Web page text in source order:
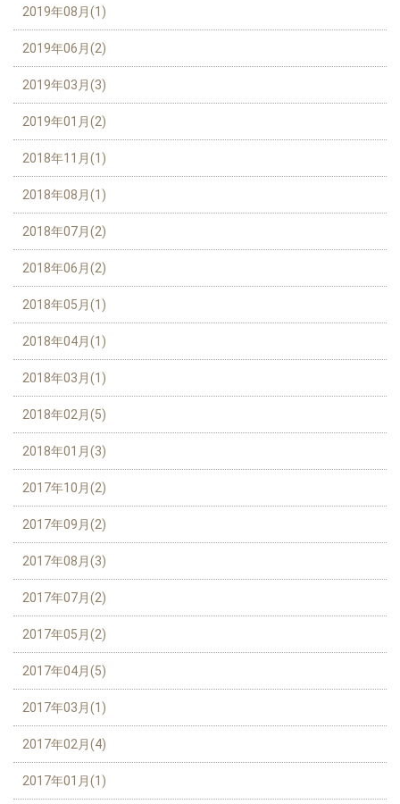
2019年08月(1)
2019年06月(2)
2019年03月(3)
2019年01月(2)
2018年11月(1)
2018年08月(1)
2018年07月(2)
2018年06月(2)
2018年05月(1)
2018年04月(1)
2018年03月(1)
2018年02月(5)
2018年01月(3)
2017年10月(2)
2017年09月(2)
2017年08月(3)
2017年07月(2)
2017年05月(2)
2017年04月(5)
2017年03月(1)
2017年02月(4)
2017年01月(1)